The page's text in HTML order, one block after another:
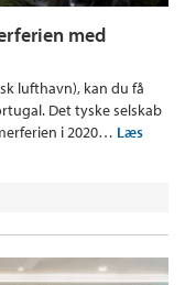
med
lufthavn), kan du få
Det tyske selskab
i 2020… Læs